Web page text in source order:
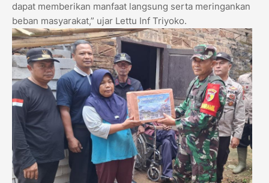
dapat memberikan manfaat langsung serta meringankan
beban masyarakat,” ujar Lettu Inf Triyoko.